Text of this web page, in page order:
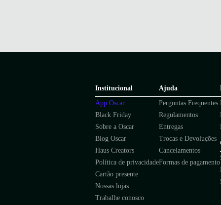
Institucional
App Oscar
Black Friday
Sobre a Oscar
Blog Oscar
Haus Creators
Política de privacidade
Cartão presente
Nossas lojas
Trabalhe conosco
Ajuda
Perguntas Frequentes
Regulamentos
Entregas
Trocas e Devoluções
Cancelamentos
Formas de pagamento